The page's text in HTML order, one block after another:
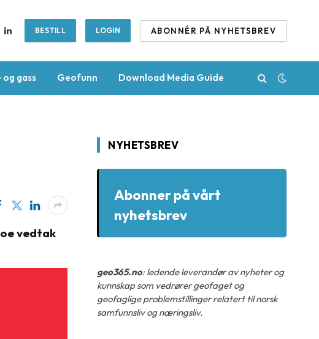
LinkedInBESTILL LOGIN ABONNÉR PÅ NYHETSBREV
og gass Geofunn Download Media Guide
vedtak
NYHETSBREV
Abonner på vårt
nyhetsbrev
geo365.no: ledende leverandør av nyheter og
kunnskap som vedrører geofaget og
geofaglige problemstillinger relatert til norsk
samfunnsliv og næringsliv.